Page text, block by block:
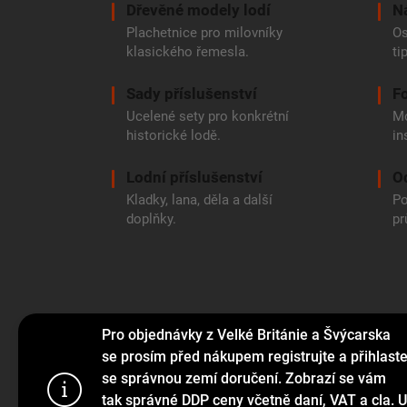
Tento web
Pro objednávky z Velké Británie a Švýcarska
se prosím před nákupem registrujte a přihlaste
se správnou zemí doručení. Zobrazí se vám
tak správné DDP ceny včetně daní, VAT a cla. U
Dřevěné modely lodí
Plachetnice pro milovníky
klasického řemesla.
Sady příslušenství
Ucelené sety pro konkrétní
historické lodě.
Lodní příslušenství
Kladky, lana, děla a další
doplňky.